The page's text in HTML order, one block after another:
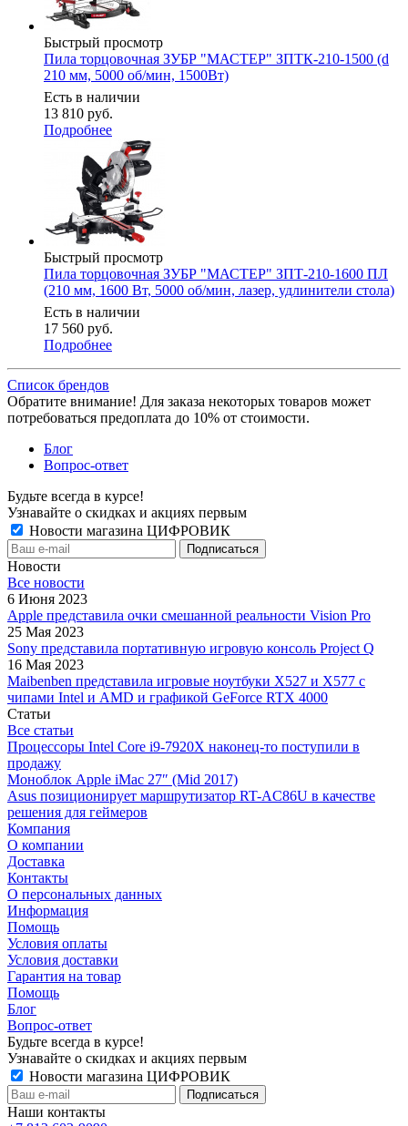
Быстрый просмотр
Пила торцовочная ЗУБР "МАСТЕР" ЗПТК-210-1500 (d
210 мм, 5000 об/мин, 1500Вт)
Есть в наличии
13 810 руб.
Подробнее
Быстрый просмотр
Пила торцовочная ЗУБР "МАСТЕР" ЗПТ-210-1600 ПЛ
(210 мм, 1600 Вт, 5000 об/мин, лазер, удлинители стола)
Есть в наличии
17 560 руб.
Подробнее
Список брендов
Обратите внимание! Для заказа некоторых товаров может
потребоваться предоплата до 10% от стоимости.
Блог
Вопрос-ответ
Будьте всегда в курсе!
Узнавайте о скидках и акциях первым
Новости магазина ЦИФРОВИК
Новости
Все новости
6 Июня 2023
Apple представила очки смешанной реальности Vision Pro
25 Мая 2023
Sony представила портативную игровую консоль Project Q
16 Мая 2023
Maibenben представила игровые ноутбуки X527 и X577 с
чипами Intel и AMD и графикой GeForce RTX 4000
Статьи
Все статьи
Процессоры Intel Core i9-7920X наконец-то поступили в
продажу
Моноблок Apple iMac 27″ (Mid 2017)
Asus позиционирует маршрутизатор RT-AC86U в качестве
решения для геймеров
Компания
О компании
Доставка
Контакты
О персональных данных
Информация
Помощь
Условия оплаты
Условия доставки
Гарантия на товар
Помощь
Блог
Вопрос-ответ
Будьте всегда в курсе!
Узнавайте о скидках и акциях первым
Новости магазина ЦИФРОВИК
Наши контакты